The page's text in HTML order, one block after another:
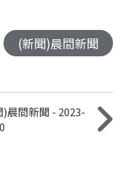
(新聞)晨間新聞
)晨間新聞 - 2023-